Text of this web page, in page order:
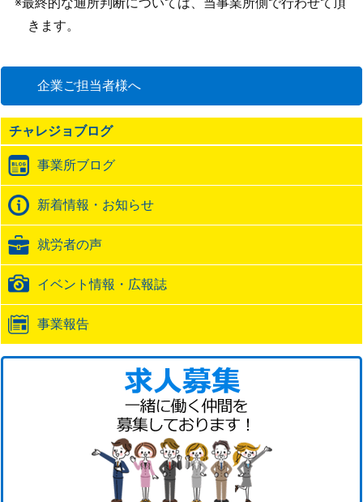
きます。
企業ご担当者様へ
チャレジョブログ
事業所ブログ
新着情報・お知らせ
就労者の声
イベント情報・広報誌
事業報告